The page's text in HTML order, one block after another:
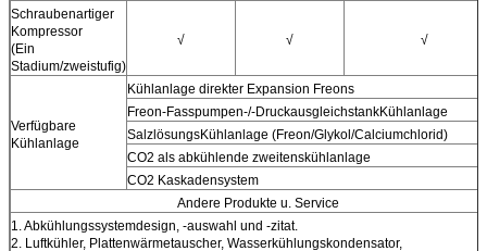
Schraubenartiger
Kompressor
(Ein
Stadium/zweistufig)
√ √ √
Verfügbare
Kühlanlage
Kühlanlage direkter Expansion Freons
Freon-Fasspumpen-/-DruckausgleichstankKühlanlage
SalzlösungsKühlanlage (Freon/Glykol/Calciumchlorid)
CO2 als abkühlende zweitenskühlanlage
CO2 Kaskadensystem
Andere Produkte u. Service
1. Abkühlungssystemdesign, -auswahl und -zitat.
2. Luftkühler, Plattenwärmetauscher, Wasserkühlungskondensator,